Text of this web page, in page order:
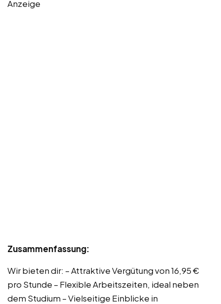
Anzeige
Zusammenfassung:
Wir bieten dir: – Attraktive Vergütung von 16,95 €
pro Stunde – Flexible Arbeitszeiten, ideal neben
dem Studium – Vielseitige Einblicke in